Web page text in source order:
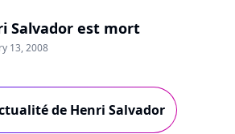
Salvador est mort
13, 2008
de Henri Salvador